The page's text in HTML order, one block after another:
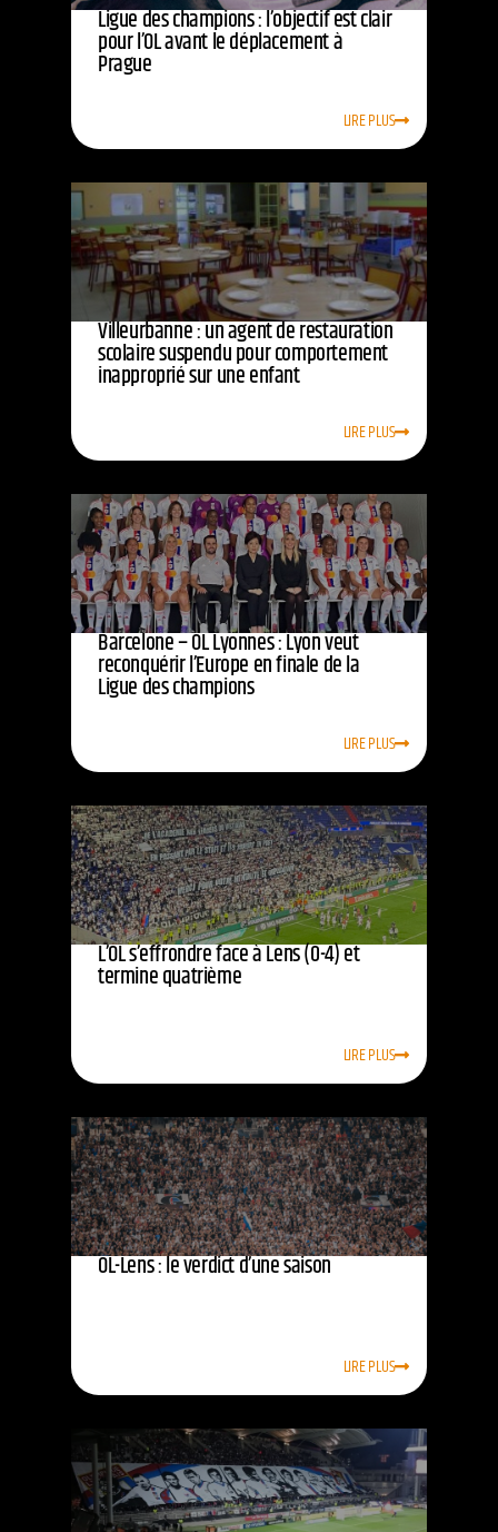
Ligue des champions : l’objectif est clair
pour l’OL avant le déplacement à
Prague
LIRE PLUS
Villeurbanne : un agent de restauration
scolaire suspendu pour comportement
inapproprié sur une enfant
LIRE PLUS
Barcelone – OL Lyonnes : Lyon veut
reconquérir l’Europe en finale de la
Ligue des champions
LIRE PLUS
L’OL s’effrondre face à Lens (0-4) et
termine quatrième
LIRE PLUS
OL-Lens : le verdict d’une saison
LIRE PLUS